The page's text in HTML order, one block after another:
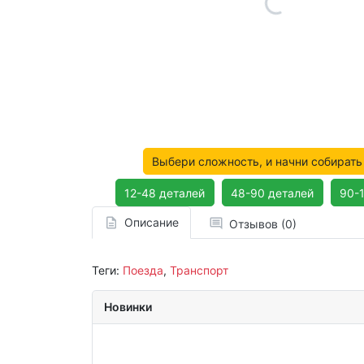
Выбери сложность, и начни
12-48 деталей 48-90 деталей 90-
Описание Отзывов (0)
Теги: Поезда, Транспорт
Новинки